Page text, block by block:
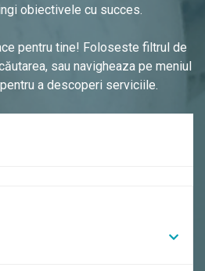
obiectivele cu succes.
pentru tine! Foloseste filtrul de
sau navigheaza pe meniul
a descoperi serviciile.